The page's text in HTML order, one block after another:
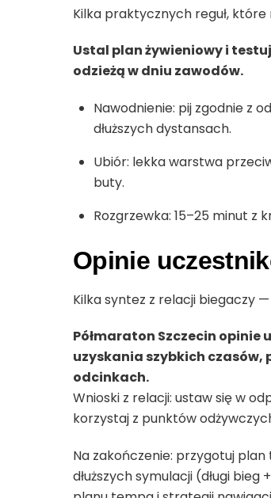
Kilka praktycznych reguł,
Ustal plan żywieniowy i
odzieżą w dniu zawodów.
Nawodnienie: pij zgodnie z
dłuższych dystansach.
Ubiór: lekka warstwa
buty.
Rozgrzewka: 15–25 minut z
Opinie
Kilka syntez z relacji biegaczy
Półmaraton Szczecin
uzyskania szybkich
odcinkach.
Wnioski z relacji: ustaw się w
korzystaj z punktów
Na zakończenie: przygotuj
dłuższych symulacji (długi